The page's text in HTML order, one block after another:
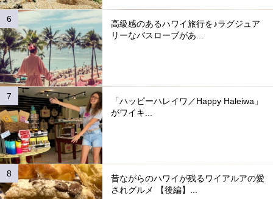
高級感のあるハワイ旅行を♪ラグジュア
リーなバスローブがあ...
「ハッピーハレイワ／Happy Haleiwa」
がワイキ...
昔ながらのハワイが残るワイアルアの愛
されグルメ 【後編】...